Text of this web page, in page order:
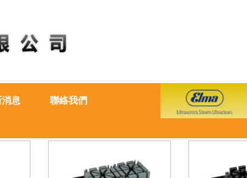
息 聯絡我們